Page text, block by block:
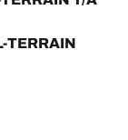
TERRAIN